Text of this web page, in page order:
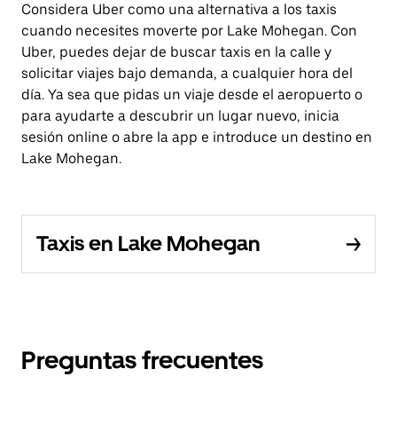
Considera Uber como una alternativa a los taxis
cuando necesites moverte por Lake Mohegan. Con
Uber, puedes dejar de buscar taxis en la calle y
solicitar viajes bajo demanda, a cualquier hora del
día. Ya sea que pidas un viaje desde el aeropuerto o
para ayudarte a descubrir un lugar nuevo, inicia
sesión online o abre la app e introduce un destino en
Lake Mohegan.
Taxis en Lake Mohegan
Preguntas frecuentes